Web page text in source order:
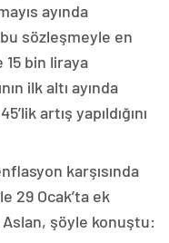
ayında
bu sözleşmeyle en
bin liraya
ilk altı ayında
artış yapıldığını
karşısında
29 Ocak’ta ek
Aslan, şöyle konuştu: